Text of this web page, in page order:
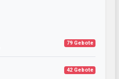
79 Gebote
42 Gebote